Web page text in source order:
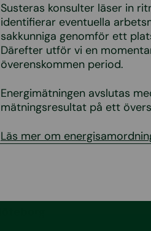
Susteras konsulter läser in
identifierar eventuella
sakkunniga genomför ett
Därefter utför vi en
överenskommen period.
Energimätningen avslutas
mätningsresultat på ett
Läs mer om